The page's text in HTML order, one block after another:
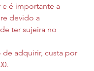
é importante a
devido a
ter sujeira no
de adquirir, custa por